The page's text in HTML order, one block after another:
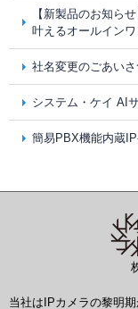
【新製品のお知ら
叶えるオールイン
社名変更のごあいさ
システム・ケイ AI
簡易PBX機能内蔵
当社はIPカメラの黎明